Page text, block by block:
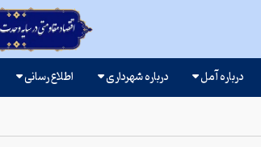
درباره آمل درباره شهرداری اطلاع رسانی